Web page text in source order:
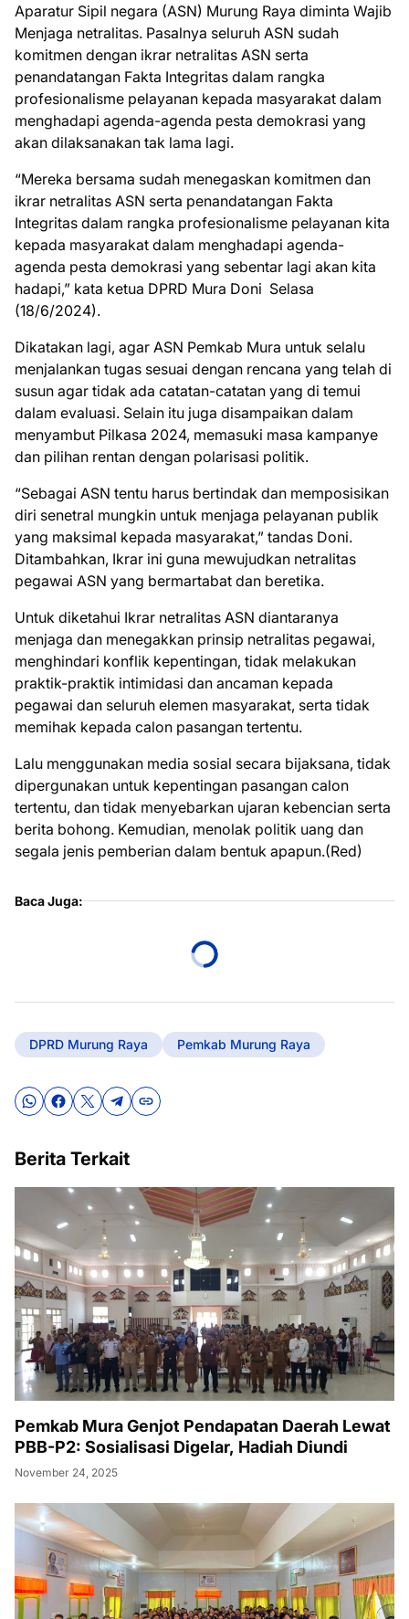
Aparatur Sipil negara (ASN) Murung Raya diminta Wajib
Menjaga netralitas. Pasalnya seluruh ASN sudah
komitmen dengan ikrar netralitas ASN serta
penandatangan Fakta Integritas dalam rangka
profesionalisme pelayanan kepada masyarakat dalam
menghadapi agenda-agenda pesta demokrasi yang
akan dilaksanakan tak lama lagi.
“Mereka bersama sudah menegaskan komitmen dan
ikrar netralitas ASN serta penandatangan Fakta
Integritas dalam rangka profesionalisme pelayanan kita
kepada masyarakat dalam menghadapi agenda-
agenda pesta demokrasi yang sebentar lagi akan kita
hadapi,” kata ketua DPRD Mura Doni Selasa
(18/6/2024).
Dikatakan lagi, agar ASN Pemkab Mura untuk selalu
menjalankan tugas sesuai dengan rencana yang telah di
susun agar tidak ada catatan-catatan yang di temui
dalam evaluasi. Selain itu juga disampaikan dalam
menyambut Pilkasa 2024, memasuki masa kampanye
dan pilihan rentan dengan polarisasi politik.
“Sebagai ASN tentu harus bertindak dan memposisikan
diri senetral mungkin untuk menjaga pelayanan publik
yang maksimal kepada masyarakat,” tandas Doni.
Ditambahkan, Ikrar ini guna mewujudkan netralitas
pegawai ASN yang bermartabat dan beretika.
Untuk diketahui Ikrar netralitas ASN diantaranya
menjaga dan menegakkan prinsip netralitas pegawai,
menghindari konflik kepentingan, tidak melakukan
praktik-praktik intimidasi dan ancaman kepada
pegawai dan seluruh elemen masyarakat, serta tidak
memihak kepada calon pasangan tertentu.
Lalu menggunakan media sosial secara bijaksana, tidak
dipergunakan untuk kepentingan pasangan calon
tertentu, dan tidak menyebarkan ujaran kebencian serta
berita bohong. Kemudian, menolak politik uang dan
segala jenis pemberian dalam bentuk apapun.(Red)
Baca Juga:
DPRD Murung Raya Pemkab Murung Raya
Berita Terkait
Pemkab Mura Genjot Pendapatan Daerah Lewat
PBB-P2: Sosialisasi Digelar, Hadiah Diundi
November 24, 2025